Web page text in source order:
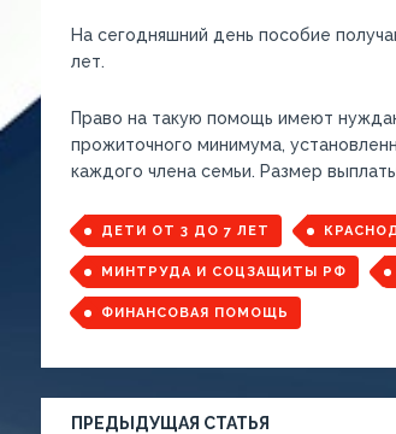
На сегодняшний день пособие
лет.
Право на такую помощь имеют
прожиточного минимума,
каждого члена семьи. Размер
ДЕТИ ОТ 3 ДО 7 ЛЕТ
МИНТРУДА И СОЦЗАЩИТЫ РФ
ФИНАНСОВАЯ ПОМОЩЬ
ПРЕДЫДУЩАЯ СТАТЬЯ